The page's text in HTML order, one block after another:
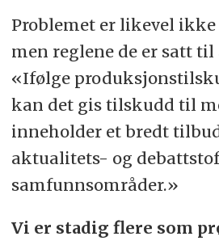
Problemet er likevel
men reglene de er satt til
«Ifølge
kan det gis tilskudd til
inneholder et bredt
aktualitets- og
samfunnsområder.»
Vi er stadig flere som